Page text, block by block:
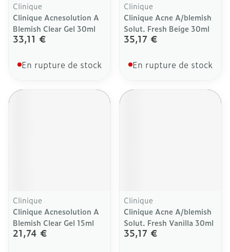
Clinique
Clinique Acnesolution A
Blemish Clear Gel 30ml
33,11 €
En rupture de stock
Clinique
Clinique Acne A/blemish
Solut. Fresh Beige 30ml
35,17 €
En rupture de stock
Clinique
Clinique Acnesolution A
Blemish Clear Gel 15ml
21,74 €
Clinique
Clinique Acne A/blemish
Solut. Fresh Vanilla 30ml
35,17 €